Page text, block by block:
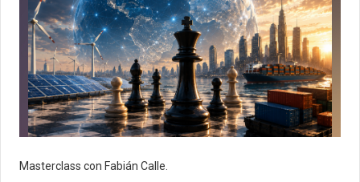
Masterclass con Fabián Calle.